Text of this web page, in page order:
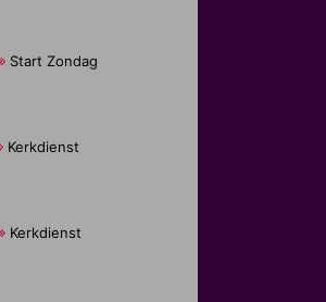
Start Zondag
Kerkdienst
Kerkdienst